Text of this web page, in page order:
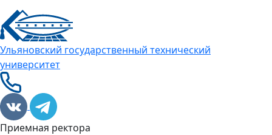
Ульяновский государственный технический
университет
Приемная ректора